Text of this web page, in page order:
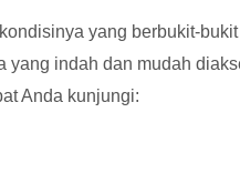
yang berbukit-
yang indah dan mudah
Anda kunjungi: